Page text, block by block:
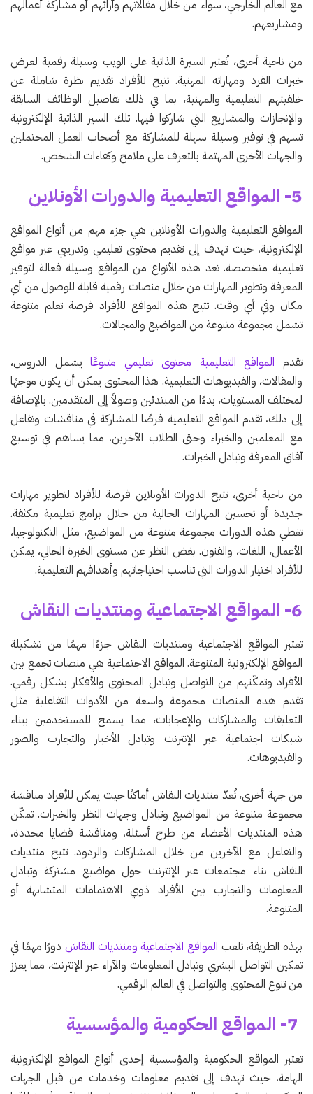
مع العالم الخارجي، سواء من خلال مقالاتهم وآرائهم أو مشاركة أعمالهم
ومشاريعهم.
من ناحية أخرى، تُعتبر السيرة الذاتية على الويب وسيلة رقمية لعرض
خبرات الفرد ومهاراته المهنية. تتيح للأفراد تقديم نظرة شاملة عن
خلفيتهم التعليمية والمهنية، بما في ذلك تفاصيل الوظائف السابقة
والإنجازات والمشاريع التي شاركوا فيها. تلك السير الذاتية الإلكترونية
تسهم في توفير وسيلة سهلة للمشاركة مع أصحاب العمل المحتملين
والجهات الأخرى المهتمة بالتعرف على ملامح وكفاءات الشخص.
5- المواقع التعليمية والدورات الأونلاين
المواقع التعليمية والدورات الأونلاين هي جزء مهم من أنواع المواقع
الإلكترونية، حيث تهدف إلى تقديم محتوى تعليمي وتدريبي عبر مواقع
تعليمية متخصصة. تعد هذه الأنواع من المواقع وسيلة فعالة لتوفير
المعرفة وتطوير المهارات من خلال منصات رقمية قابلة للوصول من أي
مكان وفي أي وقت. تتيح هذه المواقع للأفراد فرصة تعلم متنوعة
تشمل مجموعة متنوعة من المواضيع والمجالات.
تقدم المواقع التعليمية محتوى تعليمي متنوعًايشمل الدروس،
والمقالات، والفيديوهات التعليمية. هذا المحتوى يمكن أن يكون موجهًا
لمختلف المستويات، بدءًا من المبتدئين وصولاً إلى المتقدمين. بالإضافة
إلى ذلك، تقدم المواقع التعليمية فرصًا للمشاركة في مناقشات وتفاعل
مع المعلمين والخبراء وحتى الطلاب الآخرين، مما يساهم في توسيع
آفاق المعرفة وتبادل الخبرات.
من ناحية أخرى، تتيح الدورات الأونلاين فرصة للأفراد لتطوير مهارات
جديدة أو تحسين المهارات الحالية من خلال برامج تعليمية مكثفة.
تغطي هذه الدورات مجموعة متنوعة من المواضيع، مثل التكنولوجيا،
الأعمال، اللغات، والفنون. بغض النظر عن مستوى الخبرة الحالي، يمكن
للأفراد اختيار الدورات التي تناسب احتياجاتهم وأهدافهم التعليمية.
6- المواقع الاجتماعية ومنتديات النقاش
تعتبر المواقع الاجتماعية ومنتديات النقاش جزءًا مهمًا من تشكيلة
المواقع الإلكترونية المتنوعة. المواقع الاجتماعية هي منصات تجمع بين
الأفراد وتمكّنهم من التواصل وتبادل المحتوى والأفكار بشكل رقمي.
تقدم هذه المنصات مجموعة واسعة من الأدوات التفاعلية مثل
التعليقات والمشاركات والإعجابات، مما يسمح للمستخدمين ببناء
شبكات اجتماعية عبر الإنترنت وتبادل الأخبار والتجارب والصور
والفيديوهات.
من جهة أخرى، تُعدّ منتديات النقاش أماكنًا حيث يمكن للأفراد مناقشة
مجموعة متنوعة من المواضيع وتبادل وجهات النظر والخبرات. تمكّن
هذه المنتديات الأعضاء من طرح أسئلة، ومناقشة قضايا محددة،
والتفاعل مع الآخرين من خلال المشاركات والردود. تتيح منتديات
النقاش بناء مجتمعات عبر الإنترنت حول مواضيع مشتركة وتبادل
المعلومات والتجارب بين الأفراد ذوي الاهتمامات المتشابهة أو
المتنوعة.
بهذه الطريقة، تلعب المواقع الاجتماعية ومنتديات النقاش دورًا مهمًا في
تمكين التواصل البشري وتبادل المعلومات والآراء عبر الإنترنت، مما يعزز
من تنوع المحتوى والتواصل في العالم الرقمي.
تعتبر المواقع الحكومية والمؤسسية إحدى أنواع المواقع الإلكترونية
الهامة، حيث تهدف إلى تقديم معلومات وخدمات من قبل الجهات